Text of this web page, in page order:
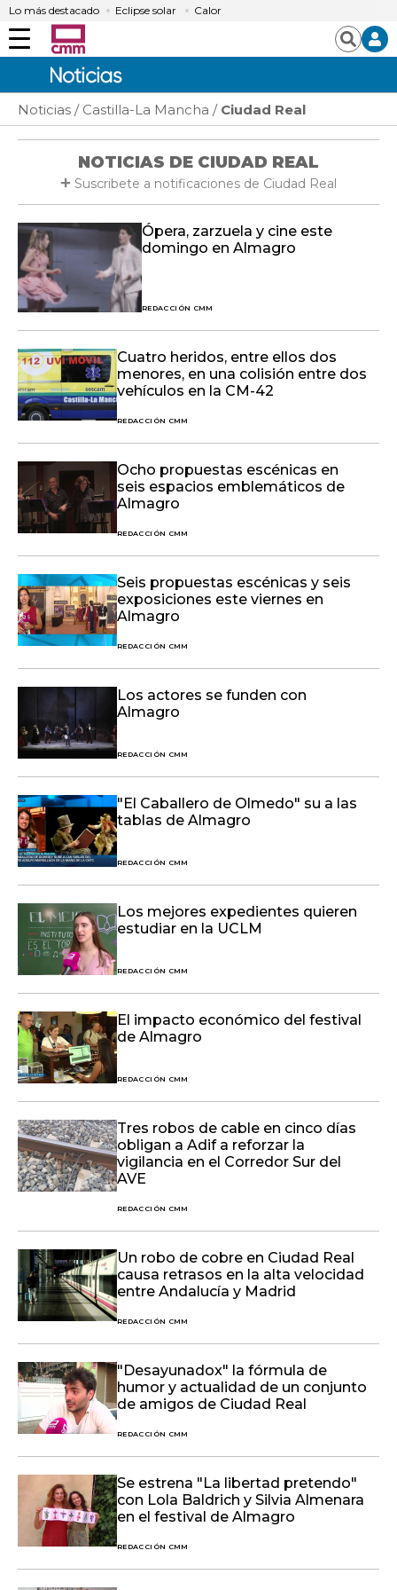
Lo más destacado Eclipse solar Calor
Menú Buscar
Noticias Castilla-La Mancha Ciudad Real
NOTICIAS DE CIUDAD REAL
Suscribete a notificaciones de Ciudad Real
Ópera, zarzuela y cine este
domingo en Almagro
REDACCIÓN CMM
Cuatro heridos, entre ellos dos
menores, en una colisión entre dos
vehículos en la CM-42
REDACCIÓN CMM
Ocho propuestas escénicas en
seis espacios emblemáticos de
Almagro
REDACCIÓN CMM
Seis propuestas escénicas y seis
exposiciones este viernes en
Almagro
REDACCIÓN CMM
Los actores se funden con
Almagro
REDACCIÓN CMM
"El Caballero de Olmedo" su a las
tablas de Almagro
REDACCIÓN CMM
Los mejores expedientes quieren
estudiar en la UCLM
REDACCIÓN CMM
El impacto económico del festival
de Almagro
REDACCIÓN CMM
Tres robos de cable en cinco días
obligan a Adif a reforzar la
vigilancia en el Corredor Sur del
AVE
REDACCIÓN CMM
Un robo de cobre en Ciudad Real
causa retrasos en la alta velocidad
entre Andalucía y Madrid
REDACCIÓN CMM
"Desayunadox" la fórmula de
humor y actualidad de un conjunto
de amigos de Ciudad Real
REDACCIÓN CMM
Se estrena "La libertad pretendo"
con Lola Baldrich y Silvia Almenara
en el festival de Almagro
REDACCIÓN CMM